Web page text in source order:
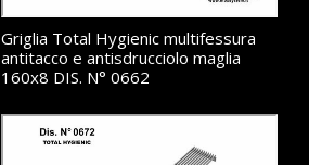
Griglia Total Hygienic multifessura
antitacco e antisdrucciolo maglia
160x8 DIS. N° 0662